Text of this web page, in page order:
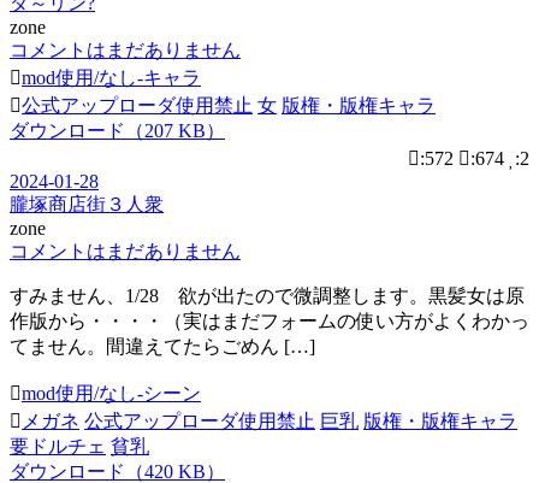
zone
コメントはまだありません
mod使用/なし-キャラ
公式アップローダ使用禁止 女 版権・版権キャラ
ダウンロード（207 KB）
:572
:674 :2
2024-01-28
朧塚商店街３人衆
zone
コメントはまだありません
すみません、1/28 欲が出たので微調整します。黒髪女は原
作版から・・・・（実はまだフォームの使い方がよくわかっ
てません。間違えてたらごめん […]
mod使用/なし-シーン
メガネ 公式アップローダ使用禁止 巨乳 版権・版権キャラ
要ドルチェ 貧乳
ダウンロード（420 KB）